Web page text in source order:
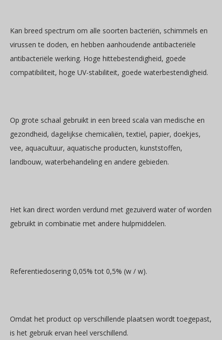
Kan breed spectrum om alle soorten bacteriën, schimmels en
virussen te doden, en hebben aanhoudende antibacteriële
antibacteriële werking. Hoge hittebestendigheid, goede
compatibiliteit, hoge UV-stabiliteit, goede waterbestendigheid.
Op grote schaal gebruikt in een breed scala van medische en
gezondheid, dagelijkse chemicaliën, textiel, papier, doekjes,
vee, aquacultuur, aquatische producten, kunststoffen,
landbouw, waterbehandeling en andere gebieden.
Het kan direct worden verdund met gezuiverd water of worden
gebruikt in combinatie met andere hulpmiddelen.
Referentiedosering 0,05% tot 0,5% (w / w).
Omdat het product op verschillende plaatsen wordt toegepast,
is het gebruik ervan heel verschillend.